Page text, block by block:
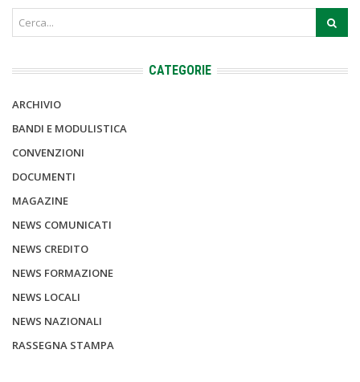
CATEGORIE
ARCHIVIO
BANDI E MODULISTICA
CONVENZIONI
DOCUMENTI
MAGAZINE
NEWS COMUNICATI
NEWS CREDITO
NEWS FORMAZIONE
NEWS LOCALI
NEWS NAZIONALI
RASSEGNA STAMPA